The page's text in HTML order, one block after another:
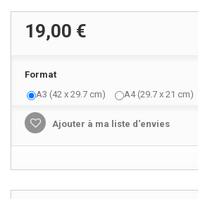
19,00 €
Format
A3 (42 x 29.7 cm)
A4 (29.7 x 21 cm)
Ajouter à ma liste d'envies